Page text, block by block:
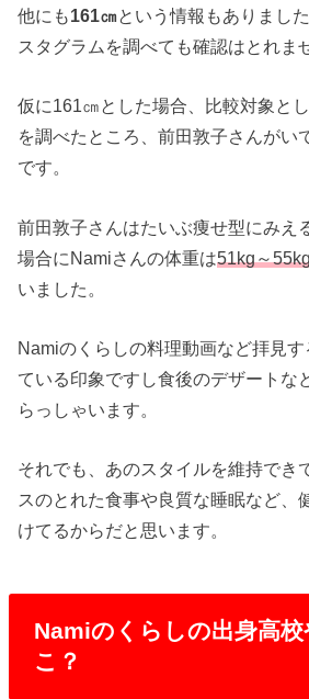
他にも161㎝という情報もありまし
スタグラムを調べても確認はとれま
仮に161㎝とした場合、比較対象と
を調べたところ、前田敦子さんがい
です。
前田敦子さんはたいぶ痩せ型にみえ
場合にNamiさんの体重は51kg～
いました。
Namiのくらしの料理動画など拝見
ている印象ですし食後のデザートな
らっしゃいます。
それでも、あのスタイルを維持でき
スのとれた食事や良質な睡眠など、
けてるからだと思います。
Namiのくらしの出身高
こ？